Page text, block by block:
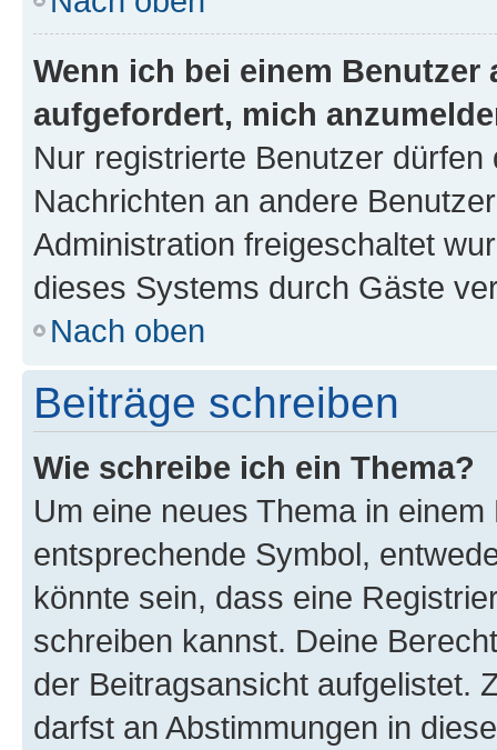
Wenn ich bei einem
aufgefordert, mich
Nur registrierte Benutzer
Nachrichten an andere
Administration freigeschaltet
dieses Systems durch Gäste
Nach oben
Beiträge schreiben
Wie schreibe ich ein Thema?
Um eine neues Thema in
entsprechende Symbol,
könnte sein, dass eine
schreiben kannst. Deine
der Beitragsansicht aufgelistet.
darfst an Abstimmungen in